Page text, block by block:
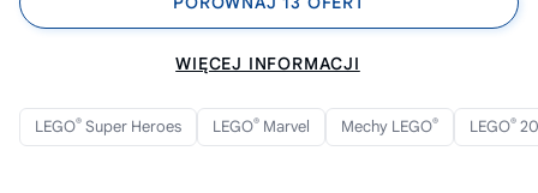
WIĘCEJ INFORMACJI
LEGO® Super Heroes LEGO® Marvel Mechy LEGO® LEGO®